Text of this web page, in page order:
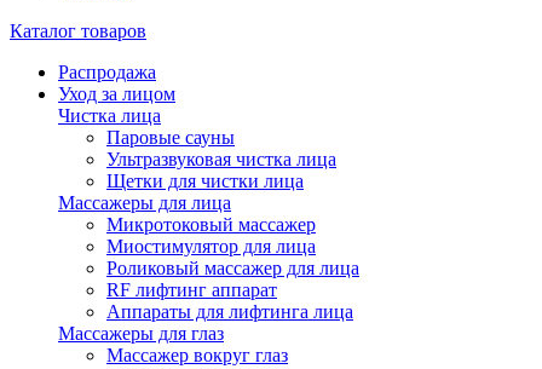
Каталог товаров
Распродажа
Уход за лицом
Чистка лица
Паровые сауны
Ультразвуковая чистка лица
Щетки для чистки лица
Массажеры для лица
Микротоковый массажер
Миостимулятор для лица
Роликовый массажер для лица
RF лифтинг аппарат
Аппараты для лифтинга лица
Массажеры для глаз
Массажер вокруг глаз